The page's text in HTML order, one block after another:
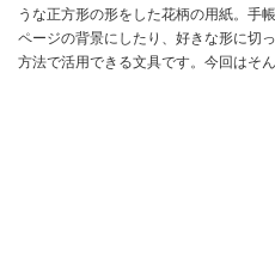
うな正方形の形をした花柄の用紙。手
ページの背景にしたり、好きな形に切
方法で活用できる文具です。今回はそ
ルフラワーライブラリー」を100均の